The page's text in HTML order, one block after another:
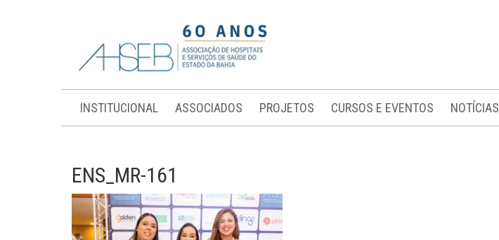
INSTITUCIONAL ASSOCIADOS PROJETOS CURSOS E EVENTOS NOTÍCIAS
ENS_MR-161